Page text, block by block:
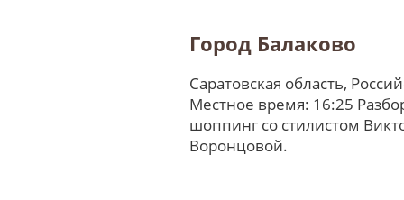
Город Балаково
Саратовская область,
Местное время: 16:25
шоппинг со стилистом
Воронцовой.